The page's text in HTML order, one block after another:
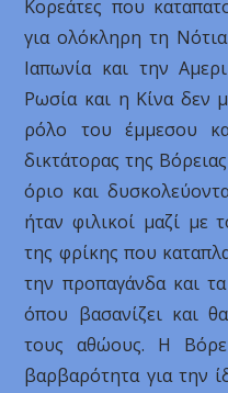
Κορεάτες που
για ολόκληρη τη
Ιαπωνία και την
Ρωσία και η Κίνα δεν
ρόλο του έμμεσου
δικτάτορας της
όριο και
ήταν φιλικοί μαζί με
της φρίκης που
την προπαγάνδα και
όπου βασανίζει και
τους αθώους. Η
βαρβαρότητα για την